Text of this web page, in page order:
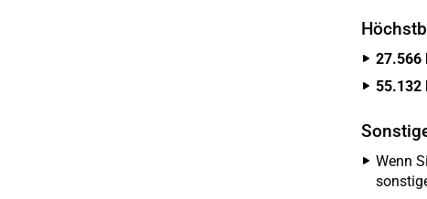
27.566
55.132
Wenn